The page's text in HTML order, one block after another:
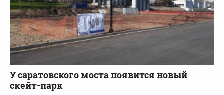
У саратовского моста появится новый
скейт-парк